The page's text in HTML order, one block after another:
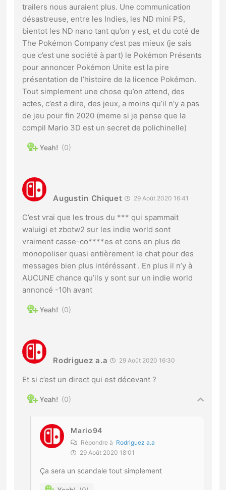
trailers nous auraient plus. Une communication
désastreuse, entre les Indies, les ND mini PS,
bientot les ND nano tant qu’on y est, et du coté de
The Pokémon Company c’est pas mieux (je sais
que c’est une société à part) le Pokémon Présents
pour annoncer Pokémon Unite est la pire
présentation de l’histoire de la licence Pokémon.
Tout simplement une chose qu’on attend, des
actes, c’est a dire, des jeux, a moins qu’il n’y a pas
de jeu pour fin 2020 (meme si je pense que la
compil Mario 3D est un secret de polichinelle)
0
Augustin Chiquet 29 Août 2020 16:41
C’est vrai que les trous du *** qui spammait
waluigi et zbotw2 sur les indie world sont
vraiment casse-co****es et cons en plus de
monopoliser quasi entièrement le chat pour des
messages bien plus intéréssant . En plus il n’y à
AUCUNE chance qu’ils y sont sur un indie world
annoncé -10h avant
0
Rodriguez a.a 29 Août 2020 16:30
Et si c’est un direct qui est décevant ?
0
Mario94
Répondre à Rodriguez a.a
29 Août 2020 18:01
Ça sera un scandale tout simplement